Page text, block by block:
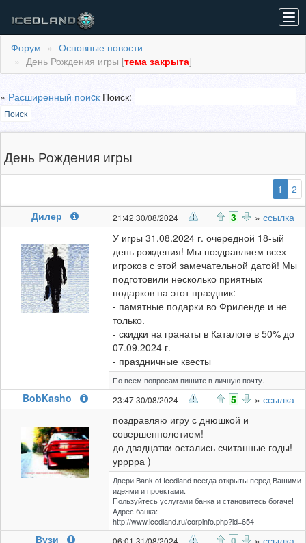
Форум
Основные новости
День Рождения игры [тема закрыта]
» Расширенный поиcк Поиск:
Поиск
День Рождения игры
1
2
Дилер
21:42 30/08/2024 3 » ссылка
У игры 31.08.2024 г. очередной 18-ый
день рождения! Мы поздравляем всех
игроков с этой замечательной датой! Мы
подготовили несколько приятных
подарков на этот праздник:
- памятные подарки во Фриленде и не
только.
- скидки на гранаты в Каталоге в 50% до
07.09.2024 г.
- праздничные квесты
По всем вопросам пишите в личную почту.
BobKasho 23:47 30/08/2024 5 » ссылка
поздравляю игру с днюшкой и
совершеннолетием!
до двадцатки остались считанные годы!
урррра )
Двери Bank of Icedland всегда открыты перед Вашими
идеями и проектами.
Пользуйтесь услугами банка и становитесь богаче!
Адрес банка:
http://www.icedland.ru/corpinfo.php?id=654
Вузи